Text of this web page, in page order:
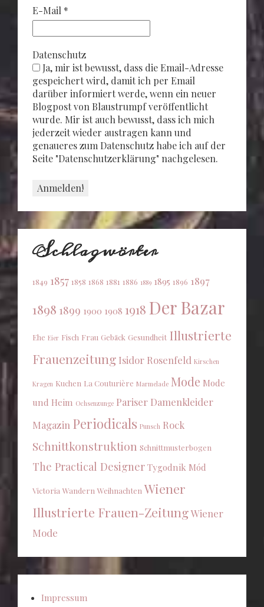
E-Mail *
Datenschutz
Ja, mir ist bewusst, dass die Email-Adresse
gespeichert wird, damit ich per Email
darüber informiert werde, wenn ein neuer
Blogpost von Blaustrumpf veröffentlicht
wurde. Mir ist auch bewusst, dass ich mich
jederzeit wieder austragen kann und
genaueres zum Datenschutz habe ich auf der
Seite "Datenschutzerklärung" nachgelesen.
Schlagwörter
1849 1857 1858 1868 1881 1886 1889 1895 1896 1897
1898 1899 1900 1908 1918 Der Bazar
Ehe Eier Fisch Frau Gebäck Gesundheit Illustrierte
Frauenzeitung Isidor Rosenfeld Kirschen
Kragen Kuchen La Couturière Marmelade Mode Mode
und Heim Ochsenzunge Pariser Damenkleider
Magazin Periodicals Punsch Rock
Schnittkonstruktion Schnittmusterbogen
The Practical Designer Tygodnik Mód
Victoria Wandern Weihnachten Wiener
Illustrierte Frauen-ZeitungWiener
Mode
Impressum